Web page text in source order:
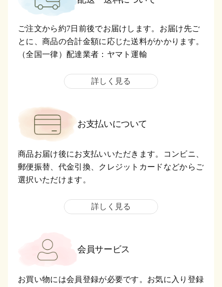
ご注文から約7日前後でお届けします。お届け先ご
とに、商品の合計金額に応じた送料がかかります。
（全国一律）配達業者：ヤマト運輸
詳しく見る
お支払いについて
商品お届け後にお支払いいただきます。コンビニ、
郵便振替、代金引換、クレジットカードなどからご
選択いただけます。
詳しく見る
会員サービス
お買い物には会員登録が必要です。お気に入り登録